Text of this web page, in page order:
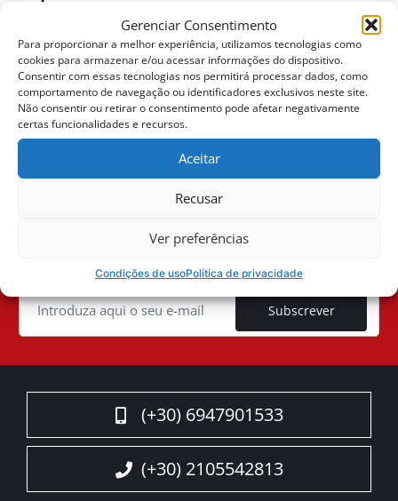
Gerenciar Consentimento
Para proporcionar a melhor experiência, utilizamos tecnologias como
cookies para armazenar e/ou acessar informações do dispositivo.
Consentir com essas tecnologias nos permitirá processar dados, como
comportamento de navegação ou identificadores exclusivos neste site.
Não consentir ou retirar o consentimento pode afetar negativamente
certas funcionalidades e recursos.
Aceitar
Recusar
Ver preferências
Condições de usoPolítica de privacidade
Notícias Corporativas
Ofertas especiais
Não quer perder uma
oportunidade?
Subscrever
(+30) 6947901533
(+30) 2105542813